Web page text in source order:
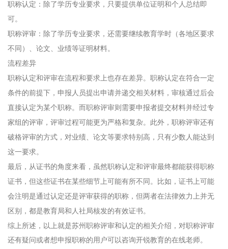
职称认定：除了学历专业要求，只要提供单位证明和个人总结即
可。
职称评审：除了学历专业要求，还需要继续教育学时（各地区要求
不同）、论文、业绩等证明材料。
流程差异
职称认定和评审在流程和要求上也存在差异。职称认定在符合一定
条件的前提下，申报人员提出申请并递交相关材料，审核通过后会
直接认定为某个职称。而职称评审则需要申报者提交材料并经过专
家组的评审，评审过程可能更为严格和复杂。此外，职称评审还有
破格评审的方式，对业绩、论文等要求特别高，只有少数人能达到
这一要求。
最后，从证书的角度来看，虽然职称认定和评审最终都能获得职称
证书，但这些证书在某些细节上可能有所不同。比如，证书上可能
会注明是通过认定还是评审获得的职称，但两者在法律效力上并无
区别，都是教育局和人社局核发的有效证书。
综上所述，以上就是苏州职称评审和认定的相关介绍，对职称评审
还有疑问或者想申报职称的用户可以咨询开锐教育的在线老师。